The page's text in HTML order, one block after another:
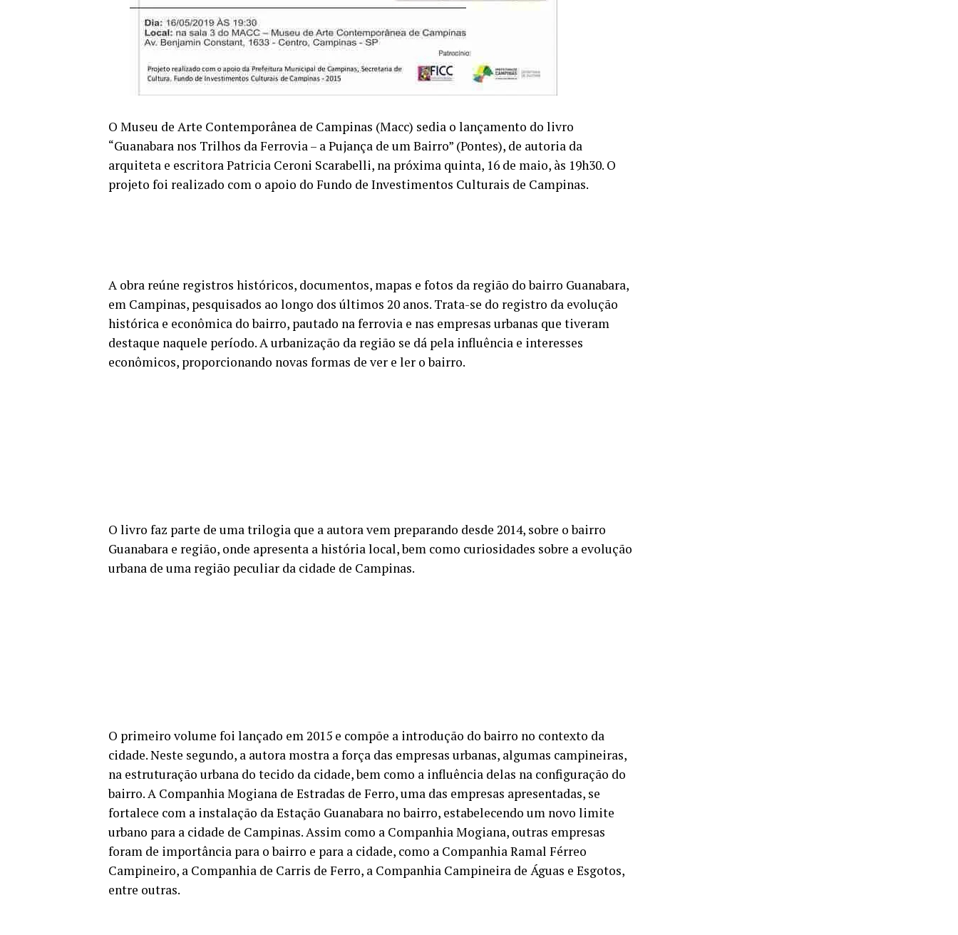
O Museu de Arte Contemporânea de Campinas (Macc) sedia o lançamento do livro
“Guanabara nos Trilhos da Ferrovia – a Pujança de um Bairro” (Pontes), de autoria da
arquiteta e escritora Patricia Ceroni Scarabelli, na próxima quinta, 16 de maio, às 19h30. O
projeto foi realizado com o apoio do Fundo de Investimentos Culturais de Campinas.
A obra reúne registros históricos, documentos, mapas e fotos da região do bairro Guanabara,
em Campinas, pesquisados ao longo dos últimos 20 anos. Trata-se do registro da evolução
histórica e econômica do bairro, pautado na ferrovia e nas empresas urbanas que tiveram
destaque naquele período. A urbanização da região se dá pela influência e interesses
econômicos, proporcionando novas formas de ver e ler o bairro.
O livro faz parte de uma trilogia que a autora vem preparando desde 2014, sobre o bairro
Guanabara e região, onde apresenta a história local, bem como curiosidades sobre a evolução
urbana de uma região peculiar da cidade de Campinas.
O primeiro volume foi lançado em 2015 e compõe a introdução do bairro no contexto da
cidade. Neste segundo, a autora mostra a força das empresas urbanas, algumas campineiras,
na estruturação urbana do tecido da cidade, bem como a influência delas na configuração do
bairro. A Companhia Mogiana de Estradas de Ferro, uma das empresas apresentadas, se
fortalece com a instalação da Estação Guanabara no bairro, estabelecendo um novo limite
urbano para a cidade de Campinas. Assim como a Companhia Mogiana, outras empresas
foram de importância para o bairro e para a cidade, como a Companhia Ramal Férreo
Campineiro, a Companhia de Carris de Ferro, a Companhia Campineira de Águas e Esgotos,
entre outras.